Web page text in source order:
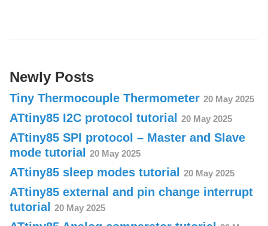
Newly Posts
Tiny Thermocouple Thermometer 20 May 2025
ATtiny85 I2C protocol tutorial 20 May 2025
ATtiny85 SPI protocol – Master and Slave
mode tutorial
20 May 2025
ATtiny85 sleep modes tutorial 20 May 2025
ATtiny85 external and pin change interrupt
tutorial
20 May 2025